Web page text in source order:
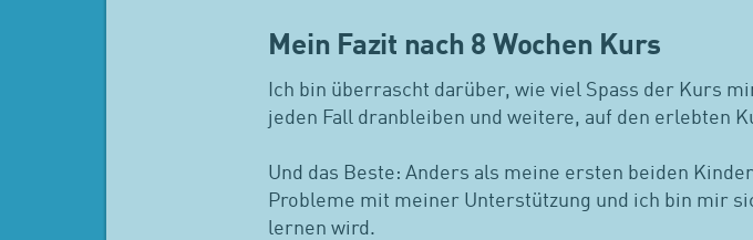
Mein Fazit nach 8 Wochen Kurs
Ich bin überrascht darüber, wie viel Spass der Kurs
jeden Fall dranbleiben und weitere, auf den erlebten
Und das Beste: Anders als meine ersten beiden
Probleme mit meiner Unterstützung und ich bin mir
lernen wird.